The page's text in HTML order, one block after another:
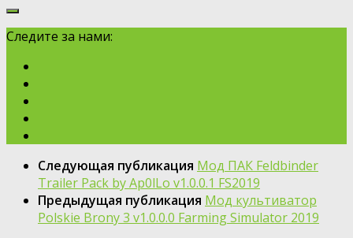
Следите за нами:
Следующая публикация Мод ПАК Feldbinder
Trailer Pack by Ap0lLo v1.0.0.1 FS2019
Предыдущая публикация Мод культиватор
Polskie Brony 3 v1.0.0.0 Farming Simulator 2019